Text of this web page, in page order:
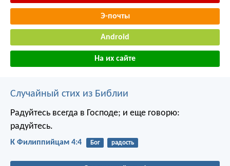
Э-почты
Android
На их сайте
Случайный стих из Библии
Радуйтесь всегда в Господе; и еще говорю:
радуйтесь.
К Филиппийцам 4:4 Бог радость